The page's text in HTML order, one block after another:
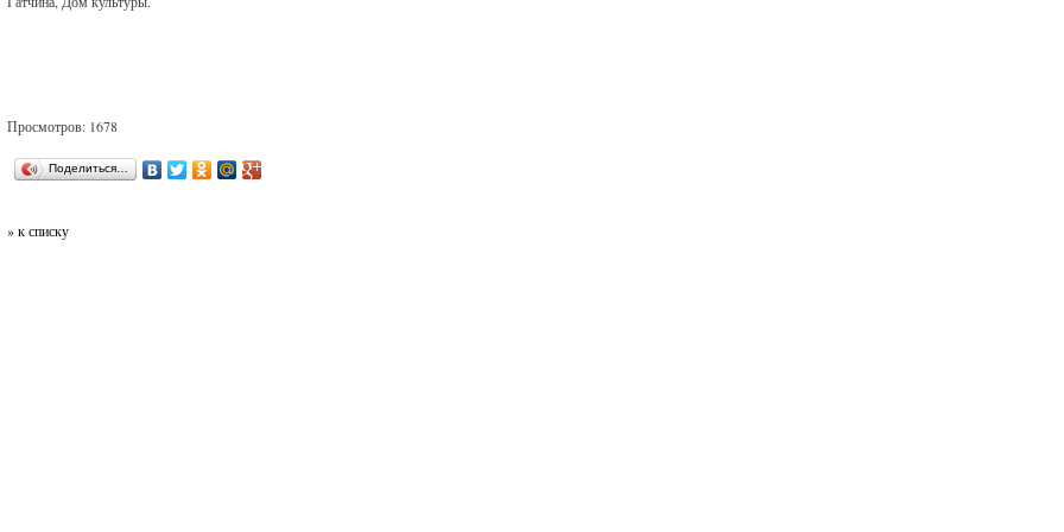
Просмотров: 1678
Поделиться…
» к списку